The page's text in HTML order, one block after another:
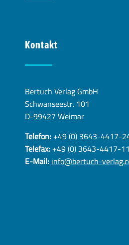
Kontakt
Bertuch Verlag GmbH
Schwanseestr. 101
D-99427 Weimar
Telefon:+49 (0) 3643-4417-
Telefax:+49 (0) 3643-4417-11
E-Mail:info@bertuch-